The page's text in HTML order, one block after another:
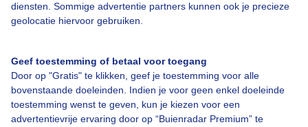
diensten. Sommige advertentie partners kunnen ook je precieze
geolocatie hiervoor gebruiken.
Geef toestemming of betaal voor toegang
Door op "Gratis" te klikken, geef je toestemming voor alle
bovenstaande doeleinden. Indien je voor geen enkel doeleinde
toestemming wenst te geven, kun je kiezen voor een
advertentievrije ervaring door op “Buienradar Premium” te
Over Buienradar
Bedrijfsgegevens
Veelgestelde vragen